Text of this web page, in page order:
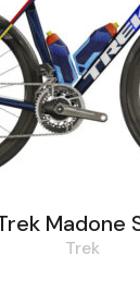
Madone
Trek